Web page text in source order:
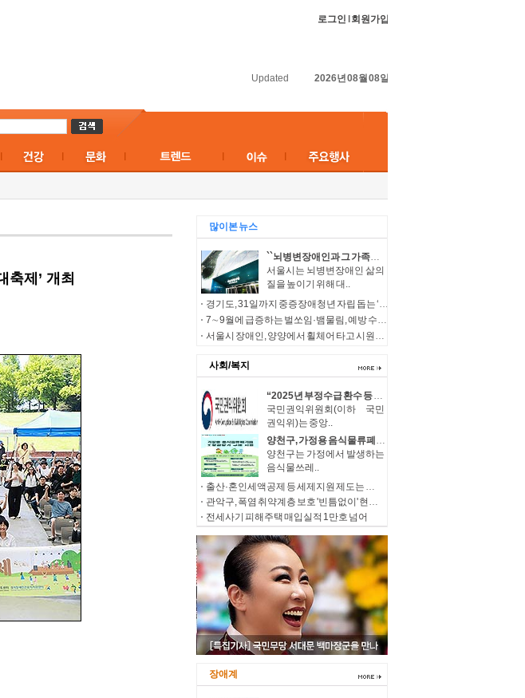
로그인 회원가입
Updated 2026년 08월 08일
많이본 뉴스
``뇌병변장애인과 그 가족들의 보다 나은 삶을 위해``…서울시, 다양한 복지서비스 지원
서울시는 뇌병변장애인 삶의
질을 높이기 위해 대..
경기도, 31일까지 중증장애청년 자립 돕는 ‘누림통장’ 모집
7∼9월에 급증하는 벌쏘임·뱀물림, 예방 수칙 준수 필요
서울시 장애인, 양양에서 휠체어 타고 시원한 여름바다 만끽
사회/복지
“2025년 부정수급 환수 등 제재 처분, 총 1,796억 원!” 역대 최대규모 부과
국민권익위원회(이하 국민
권익위)는 중앙..
양천구, 가정용 음식물류폐기물 소형감량기 구매비 지원…100가구 추가 모집
양천구는 가정에서 발생하는
음식물쓰레..
출산·혼인세액공제 등 세제지원 제도는 종료되는 것이 아니라 재정(예산)지원으로 방식이 변경됩니다.
관악구, 폭염 취약계층 보호 '빈틈없이' 현장 살피고 지원 넓힌다
전세사기 피해주택 매입실적 1만호 넘어
장애계